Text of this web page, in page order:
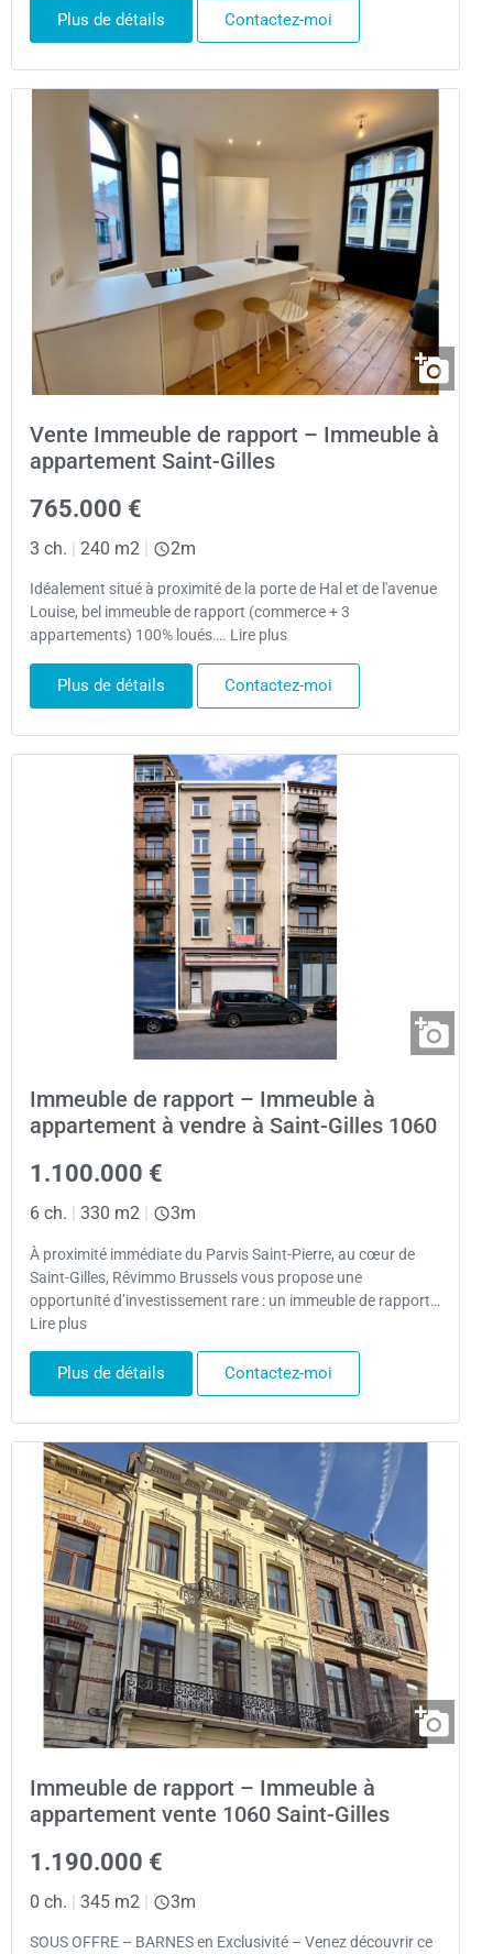
Plus de détails Contactez-moi
Vente Immeuble de rapport – Immeuble à
appartement Saint-Gilles
765.000 €
3 ch. | 240 m2 | 2m
Idéalement situé à proximité de la porte de Hal et de l'avenue
Louise, bel immeuble de rapport (commerce + 3
appartements) 100% loués…. Lire plus
Plus de détails Contactez-moi
Immeuble de rapport – Immeuble à
appartement à vendre à Saint-Gilles 1060
1.100.000 €
6 ch. 330 m2 3m
À proximité immédiate du Parvis Saint-Pierre, au cœur de
Saint-Gilles, Rêvimmo Brussels vous propose une
opportunité d’investissement rare : un immeuble de rapport…
Lire plus
Plus de détails Contactez-moi
Immeuble de rapport – Immeuble à
appartement vente 1060 Saint-Gilles
1.190.000 €
0 ch. | 345 m2 | 3m
SOUS OFFRE – BARNES en Exclusivité – Venez découvrir ce